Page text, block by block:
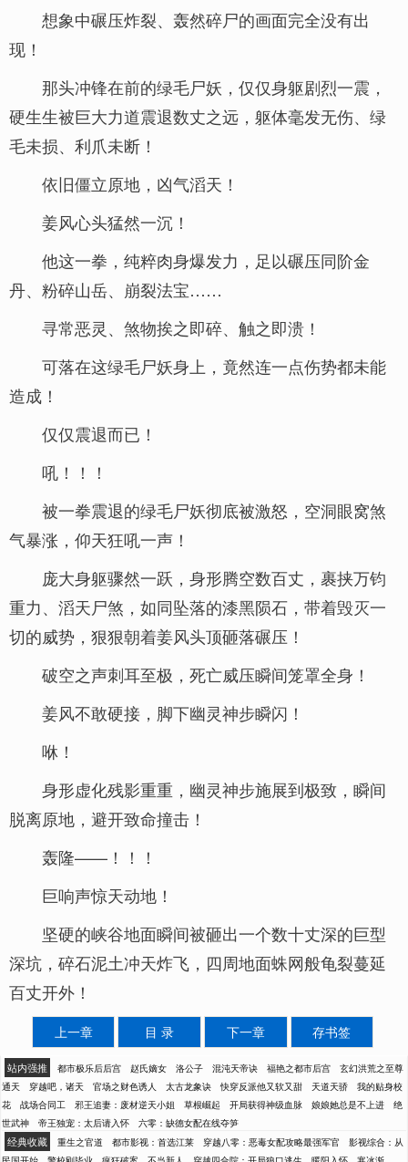
想象中碾压炸裂、轰然碎尸的画面完全没有出
现！
那头冲锋在前的绿毛尸妖，仅仅身躯剧烈一震，
硬生生被巨大力道震退数丈之远，躯体毫发无伤、绿
毛未损、利爪未断！
依旧僵立原地，凶气滔天！
姜风心头猛然一沉！
他这一拳，纯粹肉身爆发力，足以碾压同阶金
丹、粉碎山岳、崩裂法宝……
寻常恶灵、煞物挨之即碎、触之即溃！
可落在这绿毛尸妖身上，竟然连一点伤势都未能
造成！
仅仅震退而已！
吼！！！
被一拳震退的绿毛尸妖彻底被激怒，空洞眼窝煞
气暴涨，仰天狂吼一声！
庞大身躯骤然一跃，身形腾空数百丈，裹挟万钧
重力、滔天尸煞，如同坠落的漆黑陨石，带着毁灭一
切的威势，狠狠朝着姜风头顶砸落碾压！
破空之声刺耳至极，死亡威压瞬间笼罩全身！
姜风不敢硬接，脚下幽灵神步瞬闪！
咻！
身形虚化残影重重，幽灵神步施展到极致，瞬间
脱离原地，避开致命撞击！
轰隆——！！！
巨响声惊天动地！
坚硬的峡谷地面瞬间被砸出一个数十丈深的巨型
深坑，碎石泥土冲天炸飞，四周地面蛛网般龟裂蔓延
百丈开外！
上一章 目 录 下一章 存书签
站内强推 都市极乐后后宫 赵氏嫡女 洛公子 混沌天帝诀 福艳之都市后宫
玄幻洪荒之至尊
通天
穿越吧，诸天 官场之财色诱人 太古龙象诀 快穿反派他又软又甜 天道天骄
我的贴身校
花
战场合同工 邪王追妻：废材逆天小姐 草根崛起 开局获得神级血脉 娘娘她总是不上进
绝
世武神
帝王独宠：太后请入怀 六零：缺德女配在线夺笋
经典收藏 重生之官道 都市影视：首选江莱 穿越八零：恶毒女配攻略最强军官
影视综合：从